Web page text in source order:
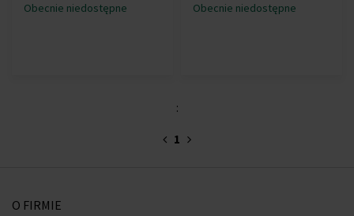
Obecnie niedostępne Obecnie niedostępne
:
1
O FIRMIE